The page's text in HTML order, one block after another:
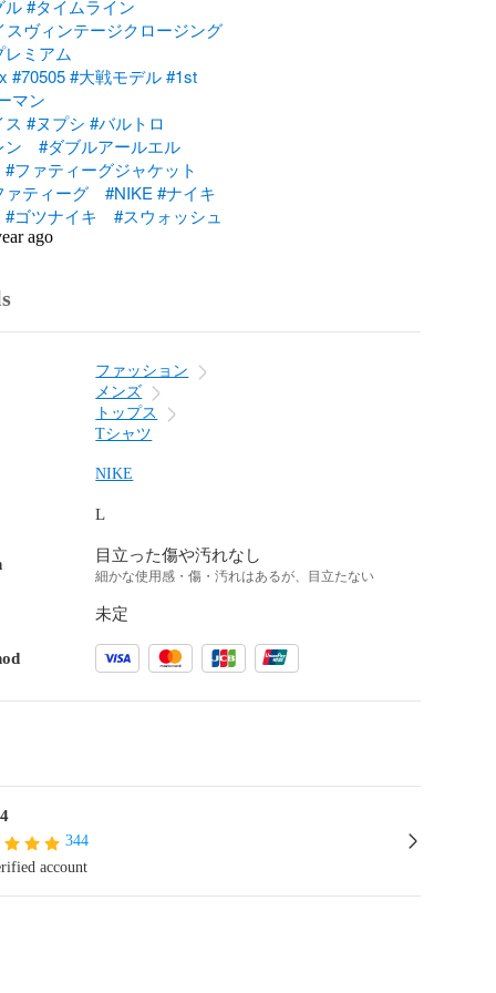
ル #タイムライン
スヴィンテージクロージング
ミアム
#70505 #大戦モデル #1st
マン
#ヌプシ #バルトロ
ン
#ダブルアールエル
#ファティーグジャケット
ティーグ
#NIKE #ナイキ
#ゴツナイキ #スウォッシュ
ago
ファッション
メンズ
トップス
Tシャツ
NIKE
L
目立った傷や汚れなし
細かな使用感・傷・汚れはあるが、目立たない
未定
344
account